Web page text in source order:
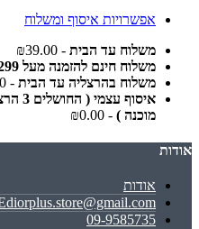
אפשרויות איסוף ומשלוח
משלוח עד הבית - ₪39.00
משלוח חינם להזמנה מעל 299 ש"ח
משלוח בהרצליה עד הבית - ₪15.00
מוכנה ) - ₪0.00
אודות
אודות
09-9585735